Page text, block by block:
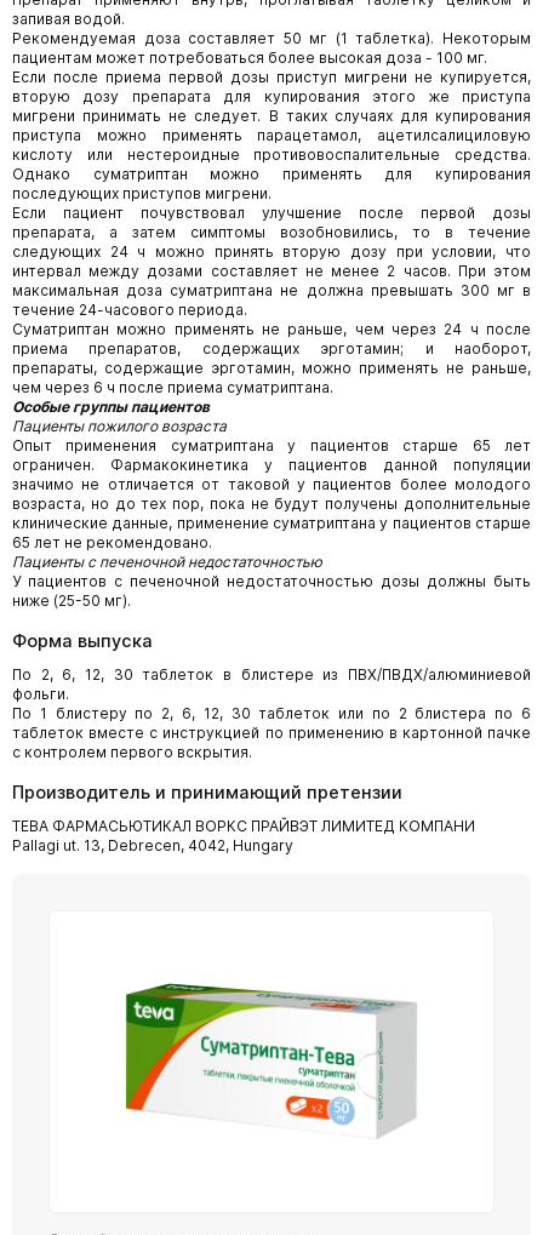
запивая водой.
Рекомендуемая доза составляет 50 мг (1 таблетка). Некоторым
пациентам может потребоваться более высокая доза - 100 мг.
Если после приема первой дозы приступ мигрени не купируется,
вторую дозу препарата для купирования этого же приступа
мигрени принимать не следует. В таких случаях для купирования
приступа можно применять парацетамол, ацетилсалициловую
кислоту или нестероидные противовоспалительные средства.
Однако суматриптан можно применять для купирования
последующих приступов мигрени.
Если пациент почувствовал улучшение после первой дозы
препарата, а затем симптомы возобновились, то в течение
следующих 24 ч можно принять вторую дозу при условии, что
интервал между дозами составляет не менее 2 часов. При этом
максимальная доза суматриптана не должна превышать 300 мг в
течение 24-часового периода.
Суматриптан можно применять не раньше, чем через 24 ч после
приема препаратов, содержащих эрготамин; и наоборот,
препараты, содержащие эрготамин, можно применять не раньше,
чем через 6 ч после приема суматриптана.
Особые группы пациентов
Пациенты пожилого возраста
Опыт применения суматриптана у пациентов старше 65 лет
ограничен. Фармакокинетика у пациентов данной популяции
значимо не отличается от таковой у пациентов более молодого
возраста, но до тех пор, пока не будут получены дополнительные
клинические данные, применение суматриптана у пациентов старше
65 лет не рекомендовано.
Пациенты с печеночной недостаточностью
У пациентов с печеночной недостаточностью дозы должны быть
ниже (25-50 мг).
Форма выпуска
По 2, 6, 12, 30 таблеток в блистере из ПВХ/ПВДХ/алюминиевой
фольги.
По 1 блистеру по 2, 6, 12, 30 таблеток или по 2 блистера по 6
таблеток вместе с инструкцией по применению в картонной пачке
с контролем первого вскрытия.
Производитель и принимающий претензии
ТЕВА ФАРМАСЬЮТИКАЛ ВОРКС ПРАЙВЭТ ЛИМИТЕД КОМПАНИ
Pallagi ut. 13, Debrecen, 4042, Hungary